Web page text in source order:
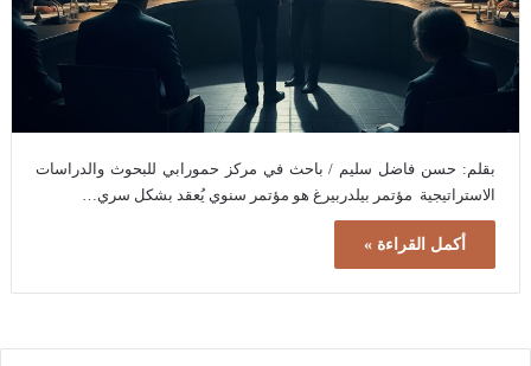
بقلم: حسن فاضل سليم / باحث في مركز حمورابي للبحوث والدراسات
الاستراتيجية مؤتمر بيلدربيرغ هو مؤتمر سنوي يُعقد بشكل سري…
أكمل القراءة »